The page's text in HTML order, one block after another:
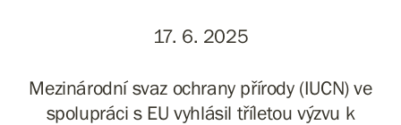
17. 6. 2025
Mezinárodní svaz ochrany přírody (IUCN) ve
spolupráci s EU vyhlásil tříletou výzvu k